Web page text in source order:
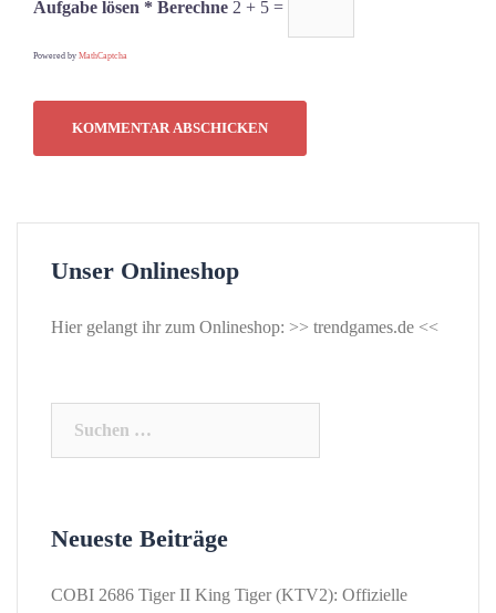
Aufgabe lösen * Berechne 2 + 5 =
Powered by MathCaptcha
Unser Onlineshop
Hier gelangt ihr zum Onlineshop: >> trendgames.de <<
Neueste Beiträge
COBI 2686 Tiger II King Tiger (KTV2): Offizielle